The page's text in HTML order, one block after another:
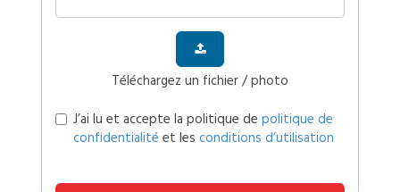
Téléchargez un fichier / photo
J’ai lu et accepte la politique de politique de
confidentialité et les conditions d’utilisation